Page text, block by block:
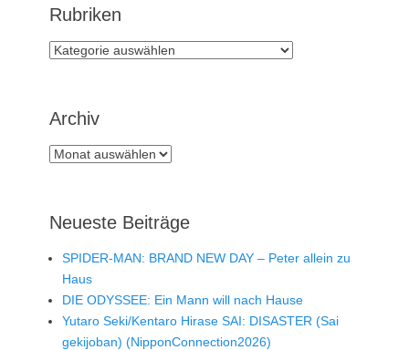
Rubriken
Rubriken
Archiv
Archiv
Neueste Beiträge
SPIDER-MAN: BRAND NEW DAY – Peter allein zu
Haus
DIE ODYSSEE: Ein Mann will nach Hause
Yutaro Seki/Kentaro Hirase SAI: DISASTER (Sai
gekijoban) (NipponConnection2026)